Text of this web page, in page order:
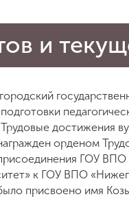
и
достижения
орденом
ГОУ ВПО
к ГОУ ВПО
было присвоено имя